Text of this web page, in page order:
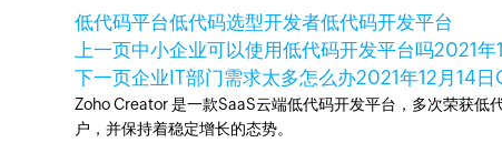
低代码平台低代码选型开发者低代码开发平台
上一页中小企业可以使用低代码开发平台吗2021年
下一页企业IT部门需求太多怎么办2021年12月14日
Zoho Creator 是一款SaaS云端低代码开发平台，多次荣获
户，并保持着稳定增长的态势。